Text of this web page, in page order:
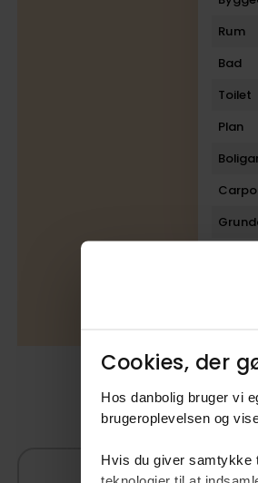
Cookies, der
Hos danbolig bruger vi
brugeroplevelsen og
Hvis du giver samtykke
Rum
Bad
Toilet
Plan